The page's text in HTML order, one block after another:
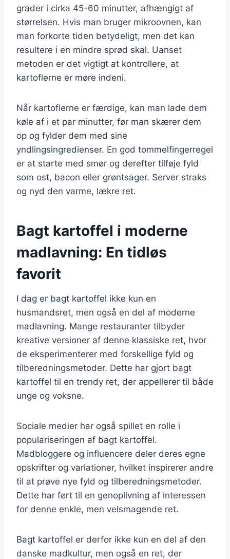
grader i cirka 45-60 minutter, afhængigt af
størrelsen. Hvis man bruger mikroovnen, kan
man forkorte tiden betydeligt, men det kan
resultere i en mindre sprød skal. Uanset
metoden er det vigtigt at kontrollere, at
kartoflerne er møre indeni.
Når kartoflerne er færdige, kan man lade dem
køle af i et par minutter, før man skærer dem
op og fylder dem med sine
yndlingsingredienser. En god tommelfingerregel
er at starte med smør og derefter tilføje fyld
som ost, bacon eller grøntsager. Server straks
og nyd den varme, lækre ret.
Bagt kartoffel i moderne
madlavning: En tidløs
favorit
I dag er bagt kartoffel ikke kun en
husmandsret, men også en del af moderne
madlavning. Mange restauranter tilbyder
kreative versioner af denne klassiske ret, hvor
de eksperimenterer med forskellige fyld og
tilberedningsmetoder. Dette har gjort bagt
kartoffel til en trendy ret, der appellerer til både
unge og voksne.
Sociale medier har også spillet en rolle i
populariseringen af bagt kartoffel.
Madbloggere og influencere deler deres egne
opskrifter og variationer, hvilket inspirerer andre
til at prøve nye fyld og tilberedningsmetoder.
Dette har ført til en genoplivning af interessen
for denne enkle, men velsmagende ret.
Bagt kartoffel er derfor ikke kun en del af den
danske madkultur, men også en ret, der